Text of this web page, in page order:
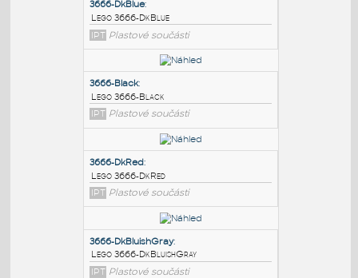
3666-DkBlue:
Lego 3666-DkBlue
IPT Plastové součásti
3666-Black:
Lego 3666-Black
IPT Plastové součásti